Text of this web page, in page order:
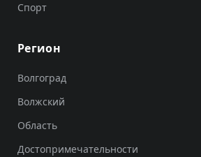
Спорт
Регион
Волгоград
Волжский
Область
Достопримечательности